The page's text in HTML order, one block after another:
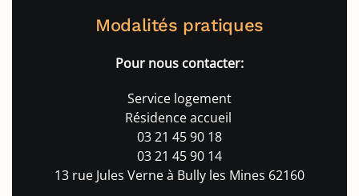
Modalités pratiques
Pour nous contacter:
Service logement
Résidence accueil
03 21 45 90 18
03 21 45 90 14
13 rue Jules Verne à Bully les Mines 62160